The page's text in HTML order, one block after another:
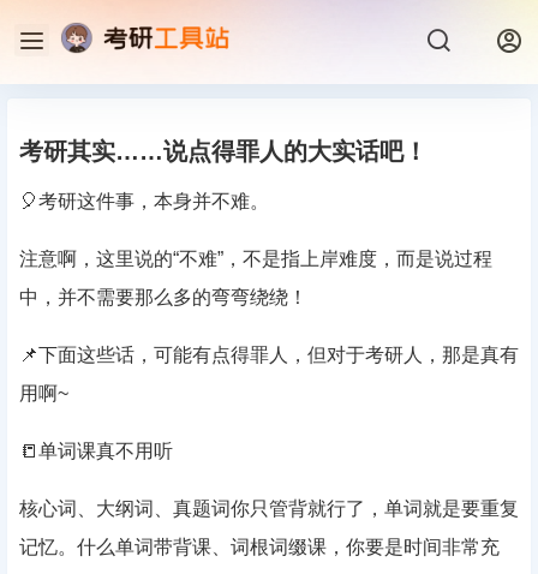
考研其实……说点得罪人的大实话吧！
🎈考研这件事，本身并不难。
注意啊，这里说的“不难”，不是指上岸难度，而是说过程
中，并不需要那么多的弯弯绕绕！
📌下面这些话，可能有点得罪人，但对于考研人，那是真有
用啊~
📒单词课真不用听
核心词、大纲词、真题词你只管背就行了，单词就是要重复
记忆。什么单词带背课、词根词缀课，你要是时间非常充